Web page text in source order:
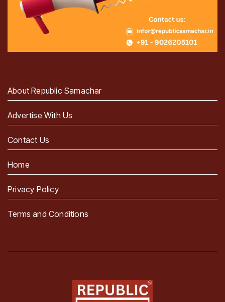
About Republic Samachar
Advertise With Us
Contact Us
Home
Privacy Policy
Terms and Conditions